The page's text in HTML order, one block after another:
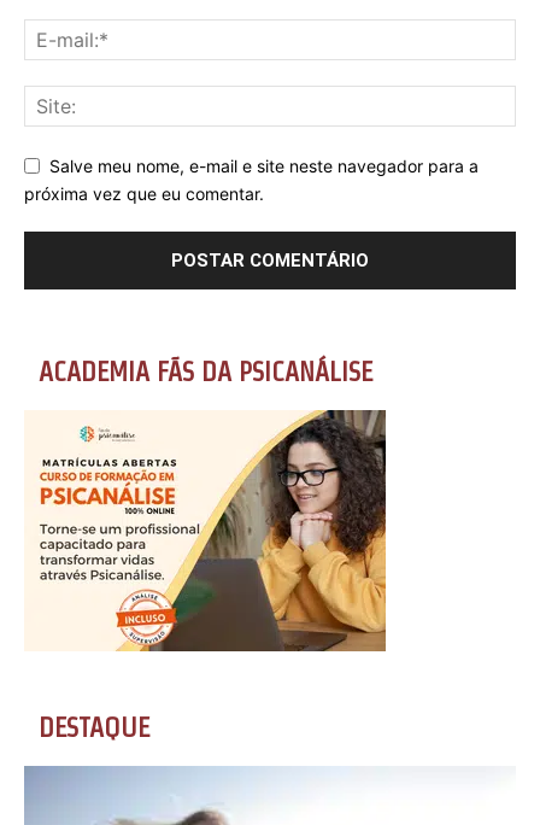
Salve meu nome, e-mail e site neste navegador para a
próxima vez que eu comentar.
ACADEMIA FÃS DA PSICANÁLISE
DESTAQUE